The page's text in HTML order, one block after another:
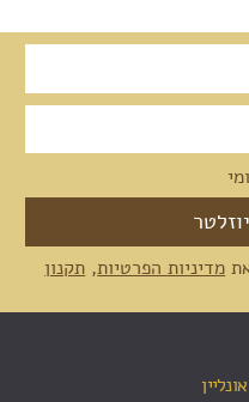
מדיניות הפרטיות, תקנון